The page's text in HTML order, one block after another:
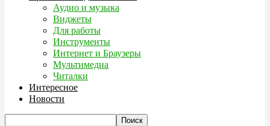
Аудио и музыка
Виджеты
Для работы
Инструменты
Интернет и Браузеры
Мультимедиа
Читалки
Интересное
Новости